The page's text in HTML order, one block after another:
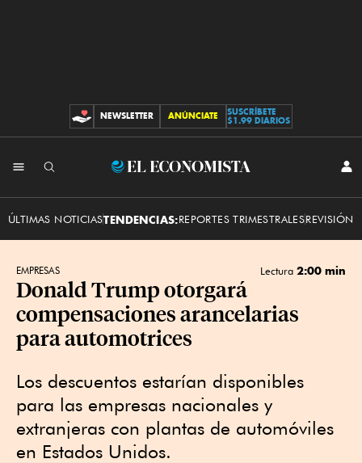
CONTRIBUCIONES
NEWSLETTER ANÚNCIATE
SUSCRÍBETE
$1.99 DIARIOS
El
ÚLTIMAS NOTICIASTENDENCIAS:REPORTES TRIMESTRALESREVISIÓN
EMPRESAS Lectura 2:00 min
Donald Trump otorgará
compensaciones arancelarias
para automotrices
Los descuentos estarían disponibles
para las empresas nacionales y
extranjeras con plantas de automóviles
en Estados Unidos.